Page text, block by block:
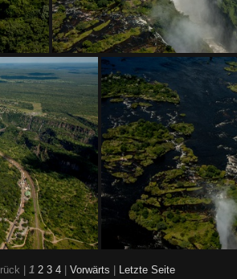
DSC 0448
| 1 2 3 4 Vorwärts Letzte Seite